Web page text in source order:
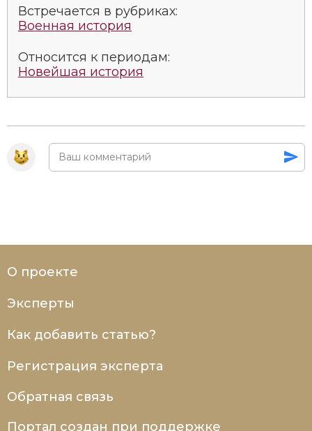
Встречается в рубриках:
Военная история
Относится к периодам:
Новейшая история
О проекте
Эксперты
Как добавить статью?
Регистрация эксперта
Обратная связь
Портал создан при поддержке